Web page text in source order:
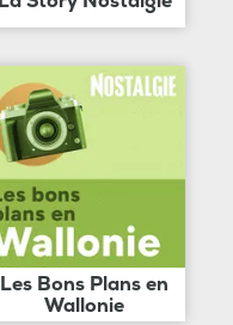
Les Bons Plans en
Wallonie